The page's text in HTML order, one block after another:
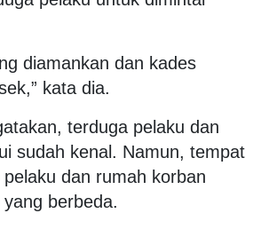
diamankan dan kades
kata dia.
terduga pelaku dan
sudah kenal. Namun, tempat
dan rumah korban
berbeda.